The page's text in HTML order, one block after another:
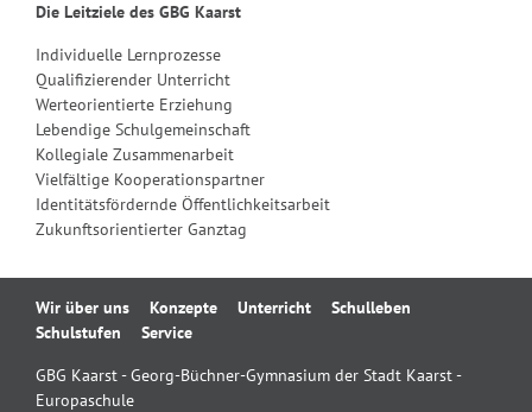
Die Leitziele des GBG Kaarst
Individuelle Lernprozesse
Qualifizierender Unterricht
Werteorientierte Erziehung
Lebendige Schulgemeinschaft
Kollegiale Zusammenarbeit
Vielfältige Kooperationspartner
Identitätsfördernde Öffentlichkeitsarbeit
Zukunftsorientierter Ganztag
Navigation
überspringen
Wir über uns Konzepte Unterricht
Schulleben
Schulstufen
Service
GBG Kaarst - Georg-Büchner-Gymnasium der Stadt Kaarst -
Europaschule